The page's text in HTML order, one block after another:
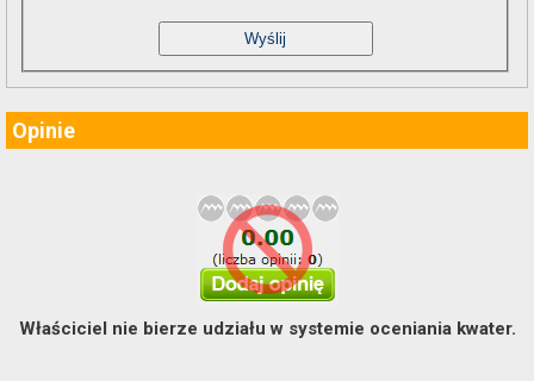
Opinie
Właściciel nie bierze udziału w systemie oceniania kwater.